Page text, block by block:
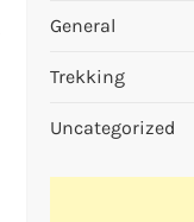
General
Trekking
Uncategorized